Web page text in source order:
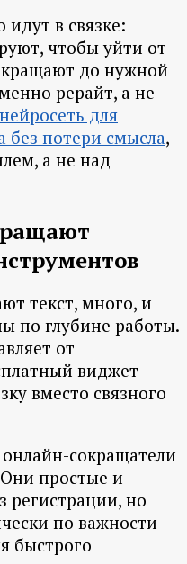
идут в связке:
чтобы уйти от
до нужной
рерайт, а не
нейросеть для
без потери смысла,
а не над
текст, много, и
по глубине работы.
от
виджет
вместо связного
сокращатели
простые и
регистрации, но
по важности
быстрого